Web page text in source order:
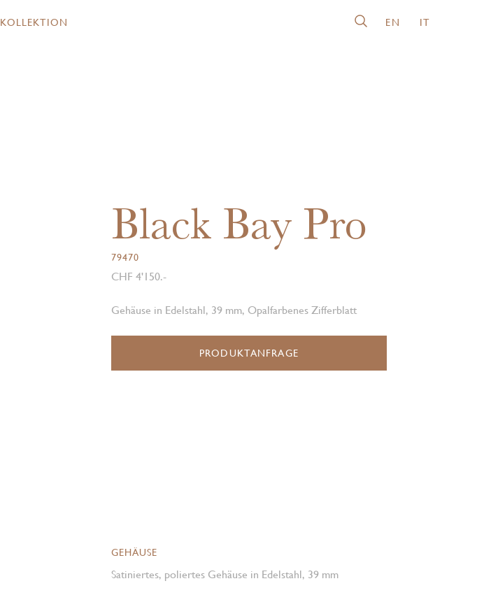
KOLLEKTION EN IT
Black Bay Pro
79470
CHF 4'150.-
Gehäuse in Edelstahl, 39 mm, Opalfarbenes Zifferblatt
PRODUKTANFRAGE
GEHÄUSE
Satiniertes, poliertes Gehäuse in Edelstahl, 39 mm